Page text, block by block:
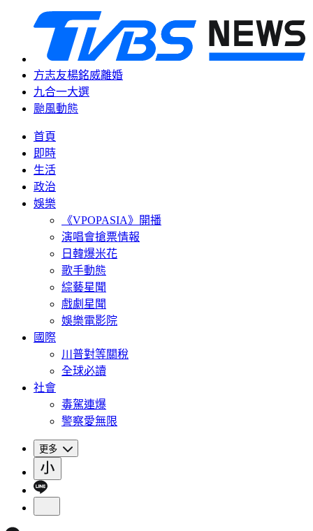
方志友楊銘威離婚
九合一大選
颱風動態
首頁
即時
生活
政治
娛樂
《VPOPASIA》開播
演唱會搶票情報
日韓爆米花
歌手動態
綜藝星聞
戲劇星聞
娛樂電影院
國際
川普對等關稅
全球必讀
社會
毒駕連爆
警察愛無限
更多